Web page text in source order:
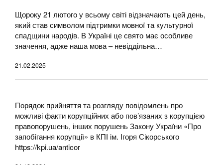
Щороку 21 лютого у всьому світі відзначають цей день,
який став символом підтримки мовної та культурної
спадщини народів. В Україні це свято має особливе
значення, адже наша мова – невіддільна…
21.02.2025
Порядок прийняття та розгляду повідомлень про
можливі факти корупційних або пов’язаних з корупцією
правопорушень, інших порушень Закону України «Про
запобігання корупції» в КПІ ім. Ігоря Сікорського
https://kpi.ua/anticor